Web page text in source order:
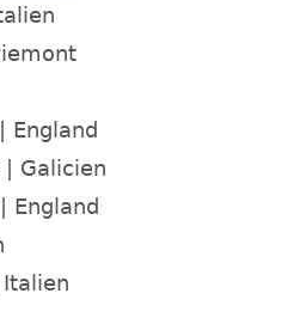
England
| Galicien
| England
Italien